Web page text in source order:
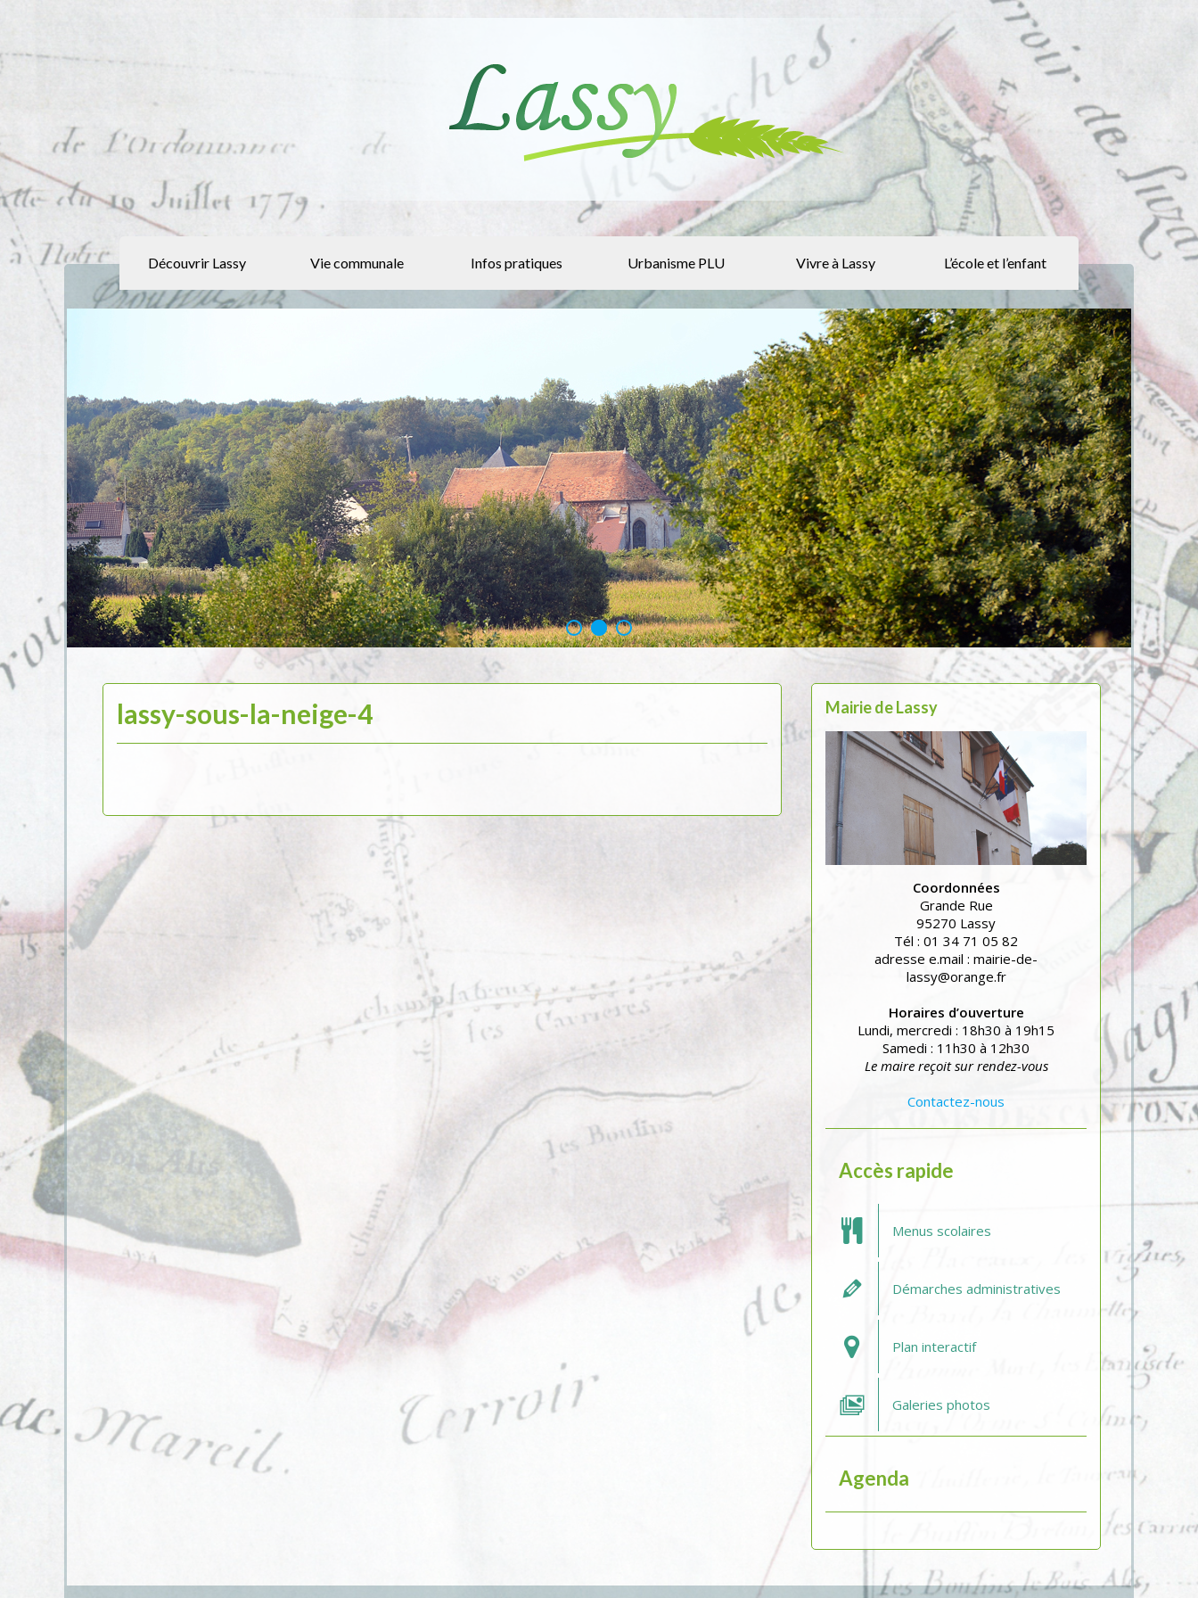
Découvrir Lassy Vie communale Infos pratiques Urbanisme PLU Vivre à Lassy L’école et l’enfant
lassy-sous-la-neige-4 Mairie de Lassy
Coordonnées
Grande Rue
95270 Lassy
Tél : 01 34 71 05 82
adresse e.mail : mairie-de-
lassy@orange.fr
Horaires d’ouverture
Lundi, mercredi : 18h30 à 19h15
Samedi : 11h30 à 12h30
Le maire reçoit sur rendez-vous
Contactez-nous
Accès rapide
Menus scolaires
Démarches administratives
Plan interactif
Galeries photos
Agenda